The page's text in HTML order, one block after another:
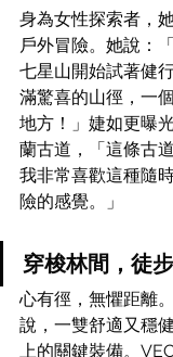
身為女性探索者，
戶外冒險。她說：
七星山開始試著健
滿驚喜的山徑，一
地方！」婕如更曝
蘭古道，「這條古
我非常喜歡這種隨
險的感覺。」
穿梭林間，徒
心有徑，無懼距離
說，一雙舒適又穩
上的關鍵裝備。